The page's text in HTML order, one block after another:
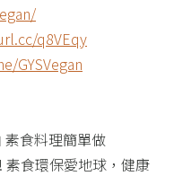
q8VEqy​
GYSVegan​
食料理簡單做
素食環保愛地球，健康